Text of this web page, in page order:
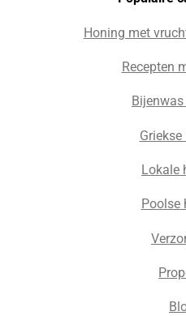
Honing met
Recepten
Lokale
Poolse